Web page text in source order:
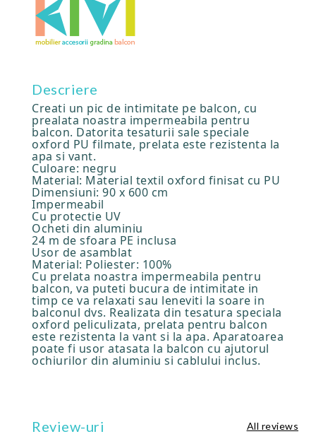
Descriere
Creati un pic de intimitate pe balcon, cu
prealata noastra impermeabila pentru
balcon. Datorita tesaturii sale speciale
oxford PU filmate, prelata este rezistenta la
apa si vant.
Culoare: negru
Material: Material textil oxford finisat cu PU
Dimensiuni: 90 x 600 cm
Impermeabil
Cu protectie UV
Ocheti din aluminiu
24 m de sfoara PE inclusa
Usor de asamblat
Material: Poliester: 100%
Cu prelata noastra impermeabila pentru
balcon, va puteti bucura de intimitate in
timp ce va relaxati sau leneviti la soare in
balconul dvs. Realizata din tesatura speciala
oxford peliculizata, prelata pentru balcon
este rezistenta la vant si la apa. Aparatoarea
poate fi usor atasata la balcon cu ajutorul
ochiurilor din aluminiu si cablului inclus.
Review-uri All reviews